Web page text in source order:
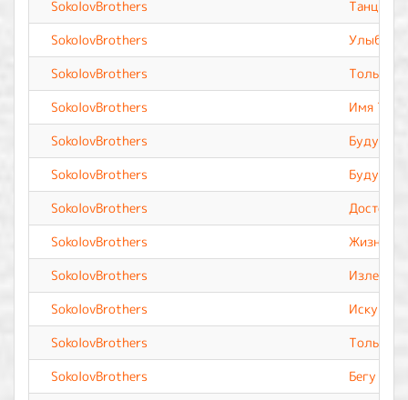
SokolovBrothers
Танцует
SokolovBrothers
SokolovBrothers
Только
SokolovBrothers
Имя
SokolovBrothers
Буду
SokolovBrothers
Буду
SokolovBrothers
Достоин
SokolovBrothers
Жизнь
SokolovBrothers
Излей
SokolovBrothers
SokolovBrothers
Только
SokolovBrothers
Бегу к